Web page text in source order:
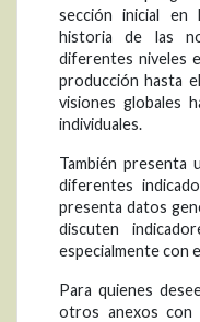
sección inicial
historia de las
diferentes niveles
producción hasta
visiones globales
individuales.
También presenta
diferentes
presenta datos
discuten
especialmente con
Para quienes
otros anexos con